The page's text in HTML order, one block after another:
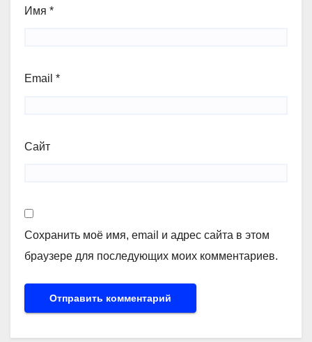
Имя *
Email *
Сайт
Сохранить моё имя, email и адрес сайта в этом
браузере для последующих моих комментариев.